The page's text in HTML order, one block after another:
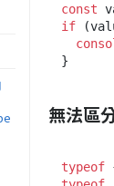
const
if
無法區
typeof